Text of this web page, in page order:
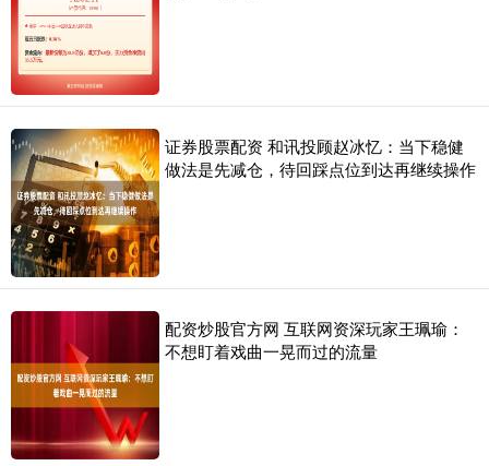
证券股票配资 和讯投顾赵冰忆：当下稳健
做法是先减仓，待回踩点位到达再继续操作
配资炒股官方网 互联网资深玩家王珮瑜：
不想盯着戏曲一晃而过的流量